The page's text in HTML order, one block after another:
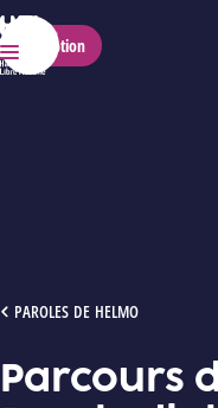
HELMo
Menu
Inscription
PAROLES DE HELMO
PARCOURS D'ALUMNI : GILLES
Parcours